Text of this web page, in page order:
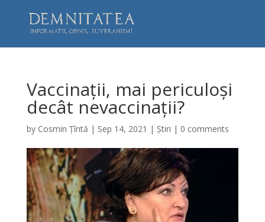
Vaccinații, mai periculoși
decât nevaccinații?
by Cosmin Țîntă | Sep 14, 2021 | Știri | 0 comments